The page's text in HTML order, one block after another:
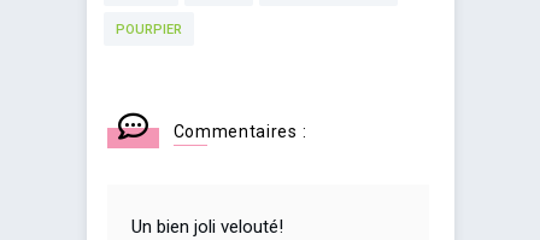
POURPIER
Commentaires :
Un bien joli velouté!